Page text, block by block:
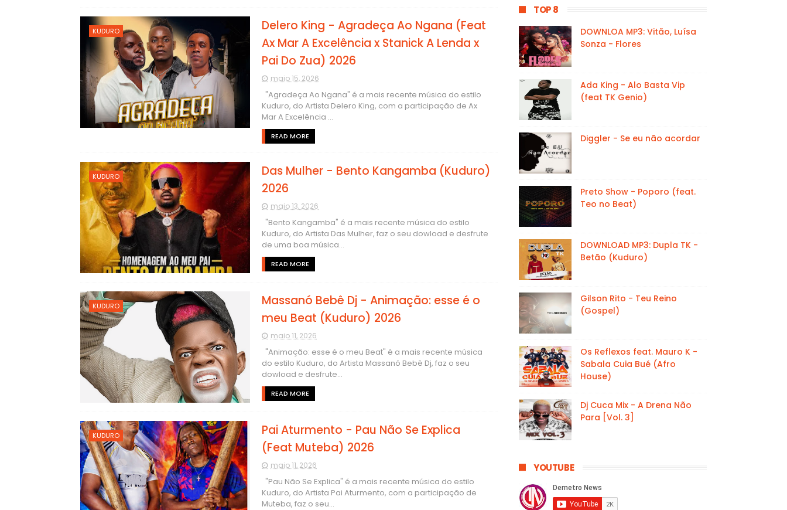
KUDURO
Delero King - Agradeça Ao Ngana (Feat
Ax Mar A Excelência x Stanick A Lenda x
Pai Do Zua) 2026
maio 15, 2026
"Agradeça Ao Ngana" é a mais recente música do estilo
Kuduro, do Artista Delero King, com a participação de Ax
Mar A Excelência ...
READ MORE
KUDURO
Das Mulher - Bento Kangamba (Kuduro)
2026
maio 13, 2026
"Bento Kangamba" é a mais recente música do estilo
Kuduro, do Artista Das Mulher, faz o seu dowload e desfrute
de uma boa música...
READ MORE
KUDURO
Massanó Bebê Dj - Animação: esse é o
meu Beat (Kuduro) 2026
maio 11, 2026
"Animação: esse é o meu Beat" é a mais recente música
do estilo Kuduro, do Artista Massanó Bebê Dj, faz o seu
dowload e desfrute...
READ MORE
KUDURO
Pai Aturmento - Pau Não Se Explica
(Feat Muteba) 2026
maio 11, 2026
"Pau Não Se Explica" é a mais recente música do estilo
Kuduro, do Artista Pai Aturmento, com a participação de
Muteba, faz o seu...
TOP 8
DOWNLOA MP3: Vitão, Luísa
Sonza - Flores
Ada King - Alo Basta Vip
(feat TK Genio)
Diggler - Se eu não acordar
Preto Show - Poporo (feat.
Teo no Beat)
DOWNLOAD MP3: Dupla TK -
Betão (Kuduro)
Gilson Rito - Teu Reino
(Gospel)
Os Reflexos feat. Mauro K -
Sabala Cuia Bué (Afro
House)
Dj Cuca Mix - A Drena Não
Para [Vol. 3]
YOUTUBE